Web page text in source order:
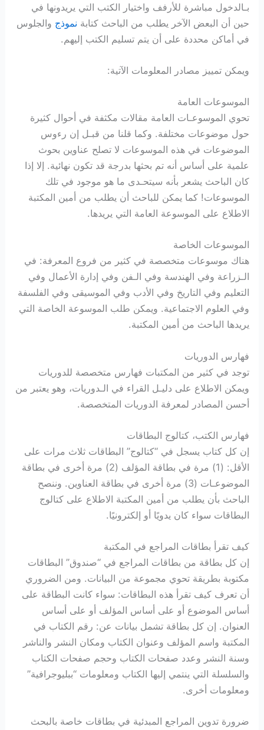
بـالدخول مباشرة للأرفف واختيار الكتب التي يريدونها في
حين أن البعض الآخر يطلب من الباحث كتابة نموذج والجلوس
في أماكن محددة على أن يتم تسليم الكتب إليهم.
ويمكن تمييز مصادر المعلومات الآتية:
الموسوعات العامة
تحوي الموسوعـات العامة مقالات مكثفة في أحوال كثيرة
حول موضوعات مختلفة. وكما قلنا من قبـل إن رءوس
الموضوعات في هذه الموسوعات لا تصلح عناوين بحوث
علمية على أساس أنه تم بحثها بدرجة قد تكون نهائية. إلا إذا
كان الباحث يشعر بأنه سيتحـدى ما هو موجود في تلك
الموسوعات! كما يمكن للباحث أن يطلب من أمين المكتبة
الاطلاع على الموسوعة العامة التي يريدها.
الموسوعات الخاصة
هناك موسوعات متخصصة في كثير من فروع المعرفة: في
الـزراعة وفي الهندسة وفي الـفن وفي إدارة الأعمال وفي
التعليم وفي التاريخ وفي الأدب وفي الموسيقى وفي الفلسفة
وفي العلوم الاجتماعية. ويمكن طلب الموسوعة الخاصة التي
يريدها الباحث من أمين المكتبة.
فهارس الدوريات
توجد في كثير من المكتبات فهارس متخصصة للدوريات
ويمكن الاطلاع على دليـل القراء في الـدوريات، وهو يعتبر من
أحسن المصادر لمعرفة الدوريات المتخصصة.
فهارس الكتب، كتالوج البطاقات
إن كل كتاب يسجل في “كتالوج” البطاقات ثلاث مرات على
الأقل: (1) مرة في بطاقة المؤلف (2) مرة أخرى في بطاقة
الموضوعـات (3) مرة أخرى في بطاقة العناوين. وننصح
الباحث بأن يطلب من أمين المكتبة الاطلاع على كتالوج
البطاقات سواء كان يدويًا أو إلكترونيًا.
كيف تقرأ بطاقات المراجع في المكتبة
إن كل بطاقة من بطاقات المراجع في “صندوق” البطاقات
مكتوبة بطريقة تحوي مجموعة من البيانات. ومن الضروري
أن تعرف كيف تقرأ هذه البطاقات: سواء كانت البطاقة على
أساس الموضوع أو على أساس المؤلف أو على أساس
العنوان. إن كل بطاقة تشمل بيانات عن: رقم الكتاب في
المكتبة واسم المؤلف وعنوان الكتاب ومكان النشر والناشر
وسنة النشر وعدد صفحات الكتاب وحجم صفحات الكتاب
والسلسلة التي ينتمي إليها الكتاب ومعلومات “ببليوجرافية”
ومعلومات أخرى.
ضرورة تدوين المراجع المبدئية في بطاقات خاصة بالبحث